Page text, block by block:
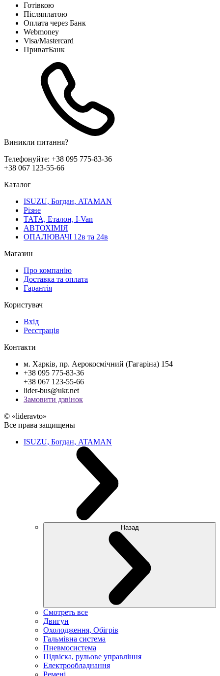
Готівкою
Післяплатою
Оплата через Банк
Webmoney
Visa/Mastercard
ПриватБанк
Виникли питання?
Телефонуйте: +38 095 775-83-36
+38 067 123-55-66
Каталог
ISUZU, Богдан, ATAMAN
Різне
ТАТА, Еталон, I-Van
АВТОХІМІЯ
ОПАЛЮВАЧІ 12в та 24в
Магазин
Про компанію
Доставка та оплата
Гарантія
Користувач
Вхід
Реєстрація
Контакти
м. Харків, пр. Аерокосмічний (Гагаріна) 154
+38 095 775-83-36
+38 067 123-55-66
lider-bus@ukr.net
Замовити дзвінок
© «lideravto»
Все права защищены
ISUZU, Богдан, ATAMAN
Назад
Смотреть все
Двигун
Охолодження, Обігрів
Гальмівна система
Пневмосистема
Підвіска, рульове управління
Електрообладнання
Ремені